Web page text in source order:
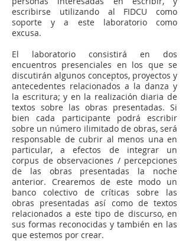
escribirse utilizando al FIDCU como
soporte y a este laboratorio como
excusa.
El laboratorio consistirá en dos
encuentros presenciales en los que se
discutirán algunos conceptos, proyectos y
antecedentes relacionados a la danza y
la escritura; y en la realización diaria de
textos sobre las obras presentadas. Si
bien cada participante podrá escribir
sobre un número ilimitado de obras, será
responsable de cubrir al menos una en
particular, a efectos de integrar un
corpus de observaciones / percepciones
de las obras presentadas la noche
anterior. Crearemos de este modo un
banco colectivo de críticas sobre las
obras presentadas así como de textos
relacionados a este tipo de discurso, en
sus formas reconocidas y también en las
que estemos por crear.